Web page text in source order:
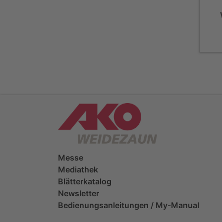
Messe
Mediathek
Blätterkatalog
Newsletter
Bedienungsanleitungen / My-Manual